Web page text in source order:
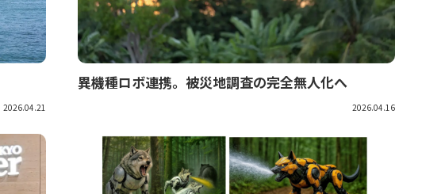
2026.04.21
異機種ロボ連携。被災地調査の完全無人化へ
2026.04.16